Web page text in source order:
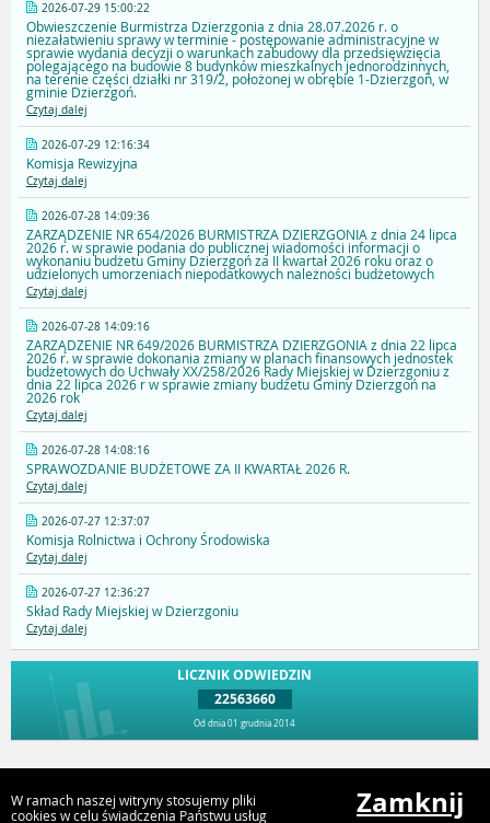
2026-07-29 15:00:22
Obwieszczenie Burmistrza Dzierzgonia z dnia 28.07.2026 r. o
niezałatwieniu sprawy w terminie - postępowanie administracyjne w
sprawie wydania decyzji o warunkach zabudowy dla przedsięwzięcia
polegającego na budowie 8 budynków mieszkalnych jednorodzinnych,
na terenie części działki nr 319/2, położonej w obrębie 1-Dzierzgoń, w
gminie Dzierzgoń.
Czytaj dalej
2026-07-29 12:16:34
Komisja Rewizyjna
Czytaj dalej
2026-07-28 14:09:36
ZARZĄDZENIE NR 654/2026 BURMISTRZA DZIERZGONIA z dnia 24 lipca
2026 r. w sprawie podania do publicznej wiadomości informacji o
wykonaniu budżetu Gminy Dzierzgoń za II kwartał 2026 roku oraz o
udzielonych umorzeniach niepodatkowych należności budżetowych
Czytaj dalej
2026-07-28 14:09:16
ZARZĄDZENIE NR 649/2026 BURMISTRZA DZIERZGONIA z dnia 22 lipca
2026 r. w sprawie dokonania zmiany w planach finansowych jednostek
budżetowych do Uchwały XX/258/2026 Rady Miejskiej w Dzierzgoniu z
dnia 22 lipca 2026 r w sprawie zmiany budżetu Gminy Dzierzgoń na
2026 rok
Czytaj dalej
2026-07-28 14:08:16
SPRAWOZDANIE BUDŻETOWE ZA II KWARTAŁ 2026 R.
Czytaj dalej
2026-07-27 12:37:07
Komisja Rolnictwa i Ochrony Środowiska
Czytaj dalej
2026-07-27 12:36:27
Skład Rady Miejskiej w Dzierzgoniu
Czytaj dalej
LICZNIK ODWIEDZIN
22563660
Od dnia 01 grudnia 2014
W ramach naszej witryny stosujemy pliki
cookies w celu świadczenia Państwu usług
Zamknij